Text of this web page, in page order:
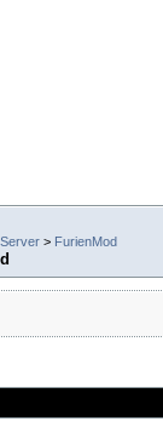
> FurienMod